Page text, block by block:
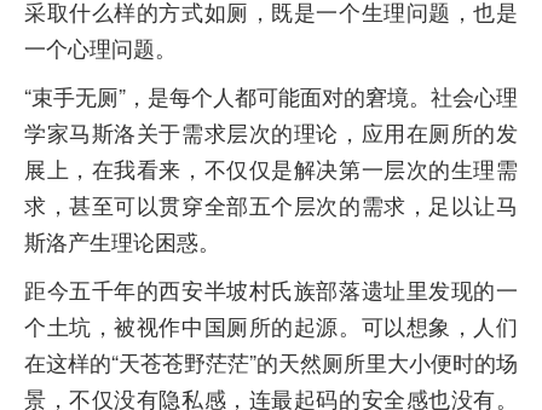
采取什么样的方式如厕，既是一个生理问题，也是
一个心理问题。
“束手无厕”，是每个人都可能面对的窘境。社会心理
学家马斯洛关于需求层次的理论，应用在厕所的发
展上，在我看来，不仅仅是解决第一层次的生理需
求，甚至可以贯穿全部五个层次的需求，足以让马
斯洛产生理论困惑。
距今五千年的西安半坡村氏族部落遗址里发现的一
个土坑，被视作中国厕所的起源。可以想象，人们
在这样的“天苍苍野茫茫”的天然厕所里大小便时的场
景，不仅没有隐私感，连最起码的安全感也没有。